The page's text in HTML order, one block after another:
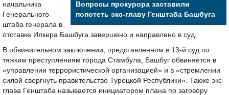
Вопросы прокурора заставили
попотеть экс-главу Генштаба Башбуга
начальника
Генерального
штаба генерала в
отставке Илкера Башбуга завершено и направлено в суд.
В обвинительном заключении, представленном в 13-й суд по
тяжким преступлениям города Стамбула, Башбуг обвиняется в
«управлении террористической организацией» и в «стремлении
силой свергнуть правительство Турецкой Республики». Также экс-
глава Генштаба называется инициатором плана по заговору